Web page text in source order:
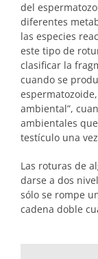
del
diferentes
las especies
este tipo de
clasificar la
cuando se
ambiental”,
ambientales
testículo una
Las roturas de
darse a dos
sólo se rompe
cadena doble